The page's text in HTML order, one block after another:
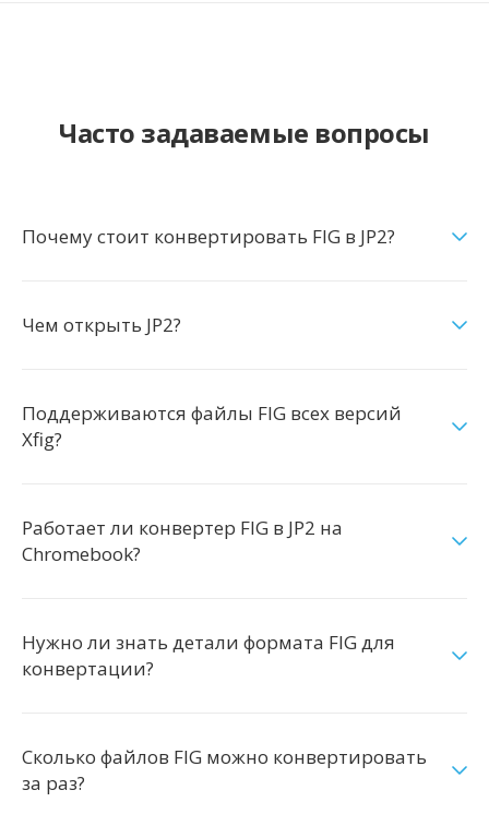
Часто задаваемые вопросы
Почему стоит конвертировать FIG в JP2?
Чем открыть JP2?
Поддерживаются файлы FIG всех версий
Xfig?
Работает ли конвертер FIG в JP2 на
Chromebook?
Нужно ли знать детали формата FIG для
конвертации?
Сколько файлов FIG можно конвертировать
за раз?